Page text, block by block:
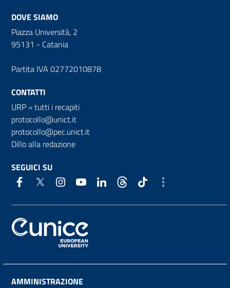
DOVE SIAMO
Piazza Università, 2
95131 - Catania
Partita IVA 02772010878
CONTATTI
URP »tutti i recapiti
protocollo@unict.it
protocollo@pec.unict.it
Dillo alla redazione
SEGUICI SU
AMMINISTRAZIONE